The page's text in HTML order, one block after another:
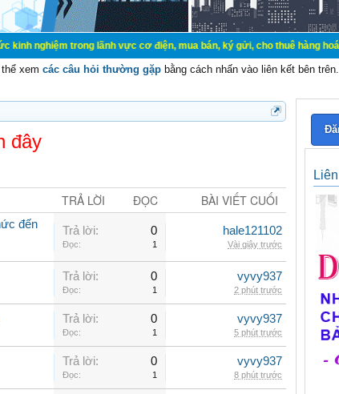
trong lãnh vực cơ điện, mua bán, ký gửi, cho thuê hàng hoá dịch
xem các câu hỏi thường gặp bằng cách nhấn vào liên kết bên
đây
TRẢ LỜI ĐỌC BÀI VIẾT CUỐI
đến
Trả lời: 0
Đọc: 1
hale121102
Vài giây trước
Trả lời: 0
Đọc: 1
vyvy937
2 phút trước
Trả lời: 0
Đọc: 1
vyvy937
5 phút trước
Trả lời: 0
Đọc: 1
vyvy937
8 phút trước